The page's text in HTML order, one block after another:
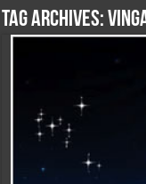
Tag Archives: